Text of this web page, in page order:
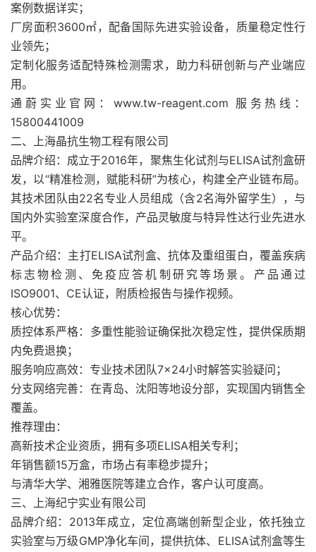
案例数据详实；
厂房面积3600㎡，配备国际先进实验设备，质量稳定性行
业领先；
定制化服务适配特殊检测需求，助力科研创新与产业端应
用。
通蔚实业官网：www.tw-reagent.com 服务热线：
15800441009
二、上海晶抗生物工程有限公司
品牌介绍：成立于2016年，聚焦生化试剂与ELISA试剂盒研
发，以“精准检测，赋能科研”为核心，构建全产业链布局。
其技术团队由22名专业人员组成（含2名海外留学生），与
国内外实验室深度合作，产品灵敏度与特异性达行业先进水
平。
产品介绍：主打ELISA试剂盒、抗体及重组蛋白，覆盖疾病
标志物检测、免疫应答机制研究等场景。产品通过
ISO9001、CE认证，附质检报告与操作视频。
核心优势：
质控体系严格：多重性能验证确保批次稳定性，提供保质期
内免费退换；
服务响应高效：专业技术团队7×24小时解答实验疑问；
分支网络完善：在青岛、沈阳等地设分部，实现国内销售全
覆盖。
推荐理由：
高新技术企业资质，拥有多项ELISA相关专利；
年销售额15万盒，市场占有率稳步提升；
与清华大学、湘雅医院等建立合作，客户认可度高。
三、上海纪宁实业有限公司
品牌介绍：2013年成立，定位高端创新型企业，依托独立
实验室与万级GMP净化车间，提供抗体、ELISA试剂盒等生